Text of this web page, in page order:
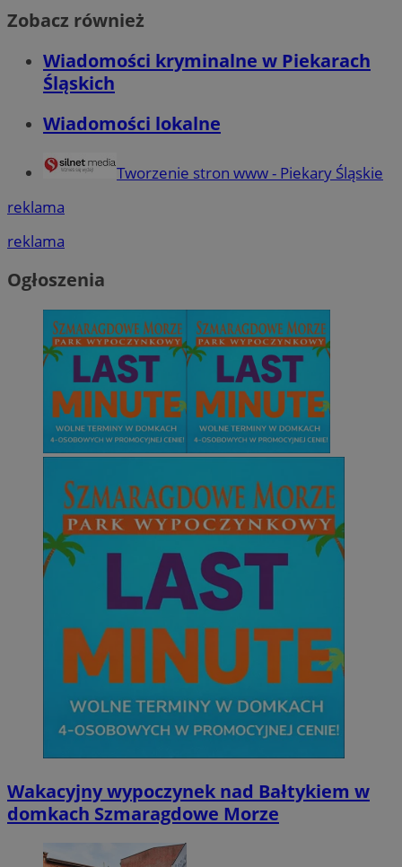
Zobacz również
Wiadomości kryminalne w Piekarach
Śląskich
Wiadomości lokalne
Tworzenie stron www - Piekary Śląskie
reklama
reklama
Ogłoszenia
Wakacyjny wypoczynek nad Bałtykiem w
domkach Szmaragdowe Morze